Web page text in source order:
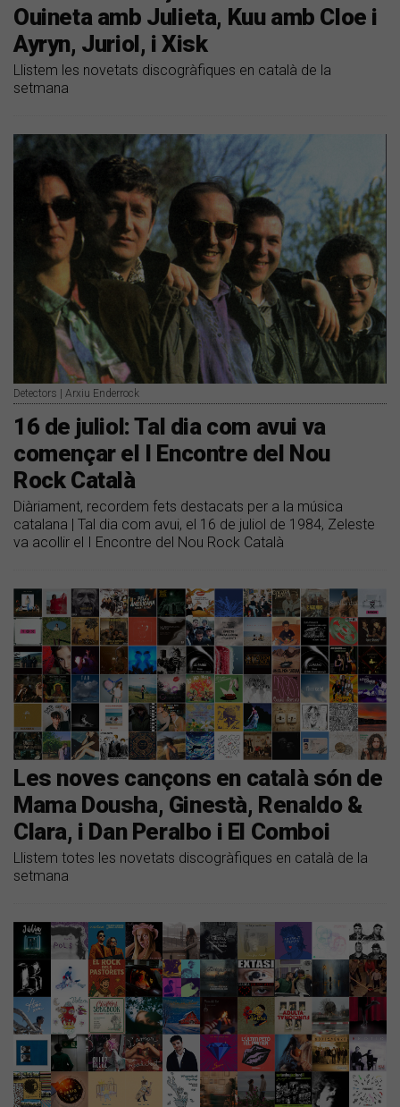
Ouineta amb Julieta, Kuu amb Cloe i
Ayryn, Juriol, i Xisk
Llistem les novetats discogràfiques en català de la
setmana
Detectors | Arxiu Enderrock
16 de juliol: Tal dia com avui va
començar el I Encontre del Nou
Rock Català
Diàriament, recordem fets destacats per a la música
catalana | Tal dia com avui, el 16 de juliol de 1984, Zeleste
va acollir el I Encontre del Nou Rock Català
Les noves cançons en català són de
Mama Dousha, Ginestà, Renaldo &
Clara, i Dan Peralbo i El Comboi
Llistem totes les novetats discogràfiques en català de la
setmana